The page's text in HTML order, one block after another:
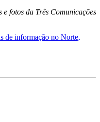
e fotos da Três Comunicações
de informação no Norte,